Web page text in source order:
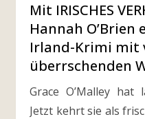
Mit IRISCHES
Hannah
Irland-Krimi mit
überrschenden
Grace O’Malley hat lange im Ausland gelebt.
Jetzt kehrt sie als